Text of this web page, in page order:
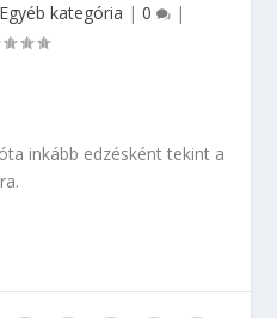
Egyéb kategória | 0 |
inkább edzésként tekint a